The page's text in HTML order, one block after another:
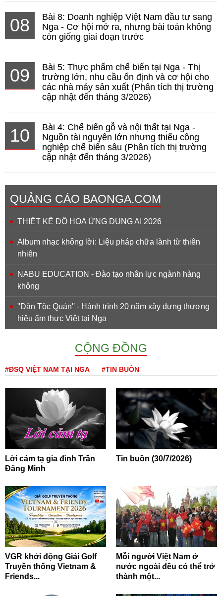
08
Bài 8: Doanh nghiệp Việt Nam đầu tư sang
Nga - Cơ hội mở ra, nhưng bài toán không
còn giống giai đoạn trước
09
Bài 5: Thực phẩm chế biến tại Nga - Thị
trường lớn, nhu cầu ổn định và cơ hội cho
các nhà máy sản xuất (Phân tích thị trường
cập nhật đến tháng 3/2026)
10
Bài 4: Chế biến gỗ và nội thất tại Nga -
Nguồn tài nguyên lớn nhưng thiếu công
nghiệp chế biến sâu (Phân tích thị trường
cập nhật đến tháng 3/2026)
QUẢNG CÁO BAONGA.COM
THIẾT KẾ ĐỒ HỌA ỨNG DỤNG AI 2026
Album nhạc không lời: Liệu pháp chữa lành từ thiên
nhiên
NABU EDUCATION - Đào tạo nhân lực ngành hàng
không
''Dân Tộc Quán'' - Hành trình 20 năm xây dựng thương
hiệu ẩm thực Việt tại Nga
CỘNG ĐỒNG
#ĐSQ VIỆT NAM TẠI NGA #TIN BUỒN
Lời cảm tạ gia đình Trần
Đăng Minh
Tin buồn (30/7/2026)
VGR khởi động Giải Golf
Truyền thống Vietnam &
Friends...
Mỗi người Việt Nam ở
nước ngoài đều có thể trở
thành một...